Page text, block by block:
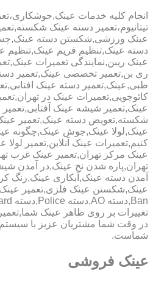
انجام کلیه خدمات
تیتانیوم،تعمیر دسته عینک
عینک ورزشی,شکستن دسته
دسته عینک,تنظیم فریم عینک,تنظیم
عینک ریبن,نمایندگی تعمیرات
ری بن,تعمیر تخصصی عینک,تعمیر
طبی,عینک,تعمیر دسته عینک
کائوچویی,تعمیرات عینک در
عینک,تعمیر شیشه عینک
شکسته,تعویض دسته عینک,تعمیر عینک
عینک,لولا عینک,جوش عینک,چگونه
کنیم,تعمیرات عینک آنلاین,تعمیر لولا
عینک مرکز تهران,تعمیر عینک غرب
تهران,پاره شدن نخ عینک,در آمدن
آمدن دسته عینک,آبکاری
تغییرات بر روی ظاهر عینک
در وقت شما مشتریان عزیز با
شماست.
عینک فروشی